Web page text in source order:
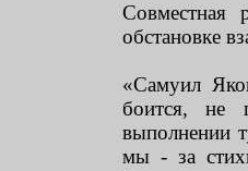
Совместная
обстановке
«Самуил
боится, не
выполнении
мы - за